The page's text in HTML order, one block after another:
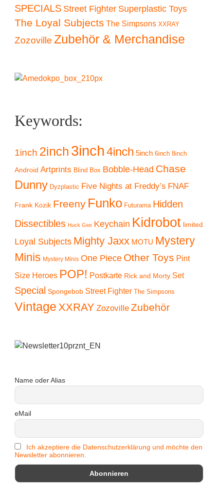
SPECIALS Street Fighter Superplastic Toys
The Loyal Subjects The Simpsons XXRAY
Zozoville Zubehör & Merchandise
Keywords:
1inch 2inch 3inch4inch 5inch 6inch 8inch
Android Artprints Blind Box Bobble-Head Chase
Dunny Dyzplastic Five Nights at Freddy’s FNAF
Frank Kozik Freeny Funko Futurama Hidden
Dissectibles Huck Gee Keychain Kidrobot limited
Loyal Subjects Mighty Jaxx MOTU Mystery
Minis Mystery Minis One Piece Other Toys Pint
Size Heroes POP! Postkarte Rick and Morty Set
Special Spongebob Street Fighter The Simpsons
Vintage XXRAY Zozoville Zubehör
Name oder Alias
eMail
Ich akzeptiere die Datenschutzerklärung und möchte den
Newsletter abonnieren.